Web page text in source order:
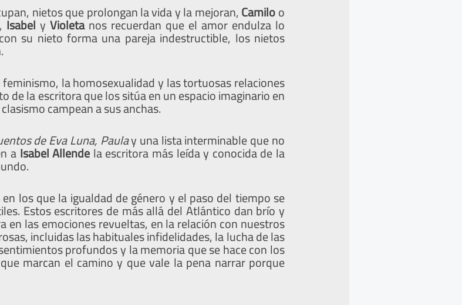
nietos que prolongan la vida y la mejoran,Camiloo
Isabel yVioletanos recuerdan que el amor endulza lo
su nieto forma una pareja indestructible, los nietos
la homosexualidad y las tortuosas relaciones
de la escritora que los sitúa en un espacio imaginario en
campean a sus anchas.
de Eva Luna, Paulay una lista interminable que no
aIsabel Allendela escritora más leída y conocida de la
los que la igualdad de género y el paso del tiempo se
Estos escritores de más allá del Atlántico dan brío y
en las emociones revueltas, en la relación con nuestros
incluidas las habituales infidelidades, la lucha de las
profundos y la memoria que se hace con los
marcan el camino y que vale la pena narrar porque